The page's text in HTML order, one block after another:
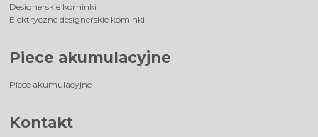
Designerskie kominki
Elektryczne designerskie kominki
Piece akumulacyjne
Piece akumulacyjne
Kontakt